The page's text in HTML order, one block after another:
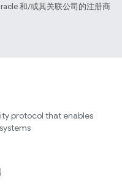
和/或其关联公司的注册商
protocol that enables